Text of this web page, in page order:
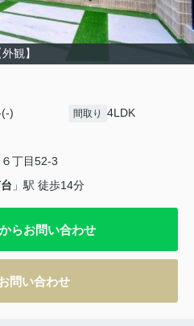
外観】
) 間取り 4LDK
６丁目52-3
」駅 徒歩14分
らお問い合わせ
問い合わせ